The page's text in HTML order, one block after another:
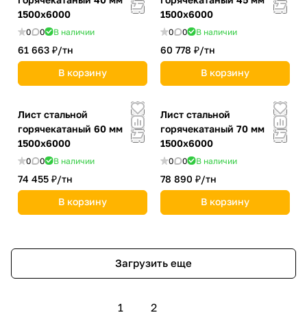
1500х6000
0 0 В наличии
61 663 ₽/тн
В корзину
1500х6000
0 0 В наличии
60 778 ₽/тн
В корзину
Лист стальной
горячекатаный 60 мм
1500х6000
0 0 В наличии
74 455 ₽/тн
В корзину
Лист стальной
горячекатаный 70 мм
1500х6000
0 0 В наличии
78 890 ₽/тн
В корзину
Загрузить еще
1 2